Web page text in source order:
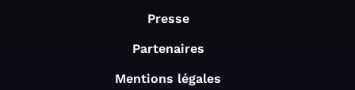
Presse
Partenaires
Mentions légales